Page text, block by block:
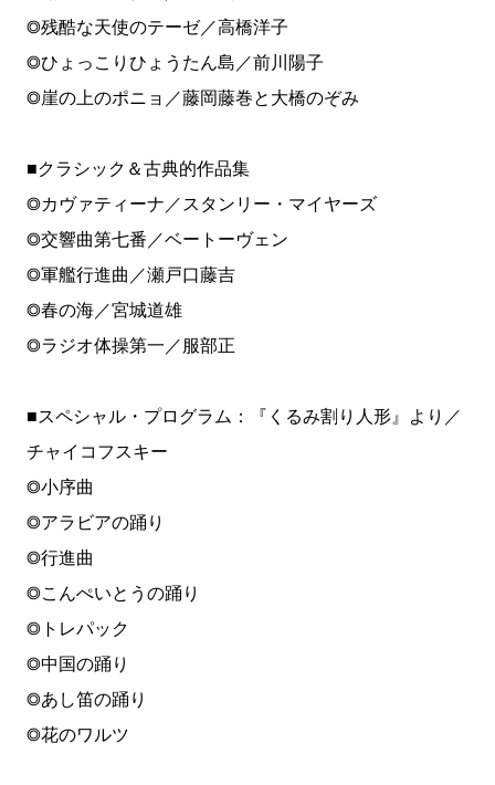
◎残酷な天使のテーゼ／高橋洋子
◎ひょっこりひょうたん島／前川陽子
◎崖の上のポニョ／藤岡藤巻と大橋のぞみ
■クラシック＆古典的作品集
◎カヴァティーナ／スタンリー・マイヤーズ
◎交響曲第七番／ベートーヴェン
◎軍艦行進曲／瀬戸口藤吉
◎春の海／宮城道雄
◎ラジオ体操第一／服部正
■スペシャル・プログラム：『くるみ割り人形』より／
チャイコフスキー
◎小序曲
◎アラビアの踊り
◎行進曲
◎こんぺいとうの踊り
◎トレパック
◎中国の踊り
◎あし笛の踊り
◎花のワルツ